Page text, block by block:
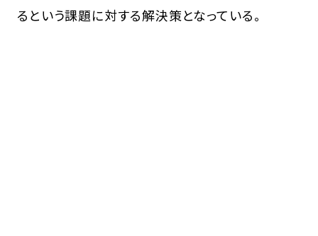
るという課題に対する解決策となっている。